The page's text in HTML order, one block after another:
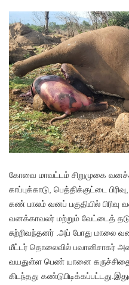
கோவை மாவட்டம் சிறுமுகை
காப்புக்காடு, பெத்திக்குட்டை
கண் பாலம் வனப் பகுதியில் பிரிவு
வனக்காவலர் மற்றும் வேட்டைத்
சுற்றிவந்தனர் .அப் போது மாலை
மீட்டர் தொலைவில் பவானிசாகர்
வயதுள்ள பெண் யானை
கிடந்தது